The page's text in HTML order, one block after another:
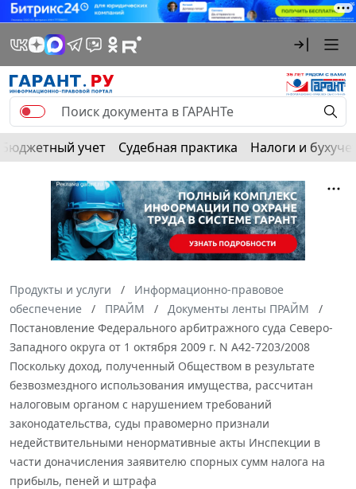
Бюджетный учет Судебная практика Налоги и
Продукты и услуги
Информационно-правовое
обеспечение
ПРАЙМ
Документы ленты ПРАЙМ
Постановление Федерального арбитражного суда Северо-
Западного округа от 1 октября 2009 г. N А42-7203/2008
Поскольку доход, полученный Обществом в результате
безвозмездного использования имущества, рассчитан
налоговым органом с нарушением требований
законодательства, суды правомерно признали
недействительными ненормативные акты Инспекции в
части доначисления заявителю спорных сумм налога на
прибыль, пеней и штрафа